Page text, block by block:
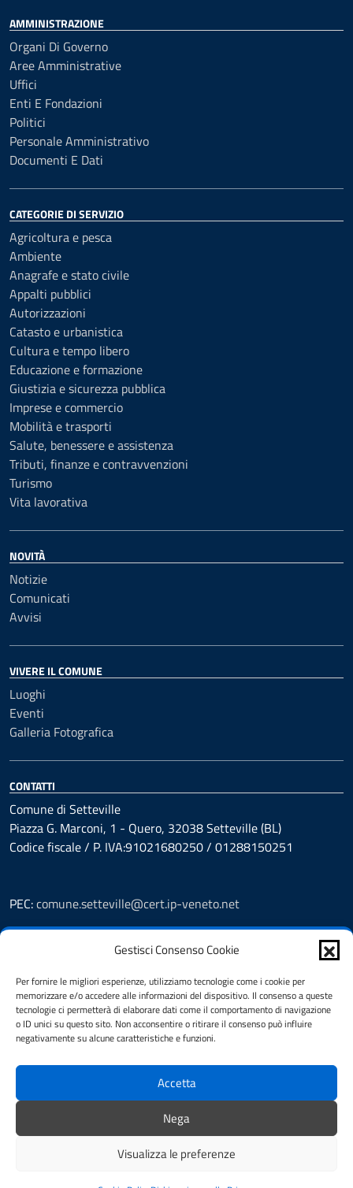
Gestisci Consenso Cookie
Per fornire le migliori esperienze, utilizziamo tecnologie come i cookie per
memorizzare e/o accedere alle informazioni del dispositivo. Il consenso a queste
tecnologie ci permetterà di elaborare dati come il comportamento di navigazione
o ID unici su questo sito. Non acconsentire o ritirare il consenso può influire
negativamente su alcune caratteristiche e funzioni.
Accetta
Nega
Visualizza le preferenze
AMMINISTRAZIONE
Organi Di Governo
Aree Amministrative
Uffici
Enti E Fondazioni
Politici
Personale Amministrativo
Documenti E Dati
CATEGORIE DI SERVIZIO
Agricoltura e pesca
Ambiente
Anagrafe e stato civile
Appalti pubblici
Autorizzazioni
Catasto e urbanistica
Cultura e tempo libero
Educazione e formazione
Giustizia e sicurezza pubblica
Imprese e commercio
Mobilità e trasporti
Salute, benessere e assistenza
Tributi, finanze e contravvenzioni
Turismo
Vita lavorativa
NOVITÀ
Notizie
Comunicati
Avvisi
VIVERE IL COMUNE
Luoghi
Eventi
Galleria Fotografica
CONTATTI
Comune di Setteville
Piazza G. Marconi, 1 - Quero, 32038 Setteville (BL)
Codice fiscale / P. IVA:91021680250 / 01288150251
PEC:comune.setteville@cert.ip-veneto.net
Leggi le FAQ
Richiesta assistenza
Feedback
Amministrazione Trasparente
Albo Pretorio
Informativa privacy
Dichiarazione di accessibilità